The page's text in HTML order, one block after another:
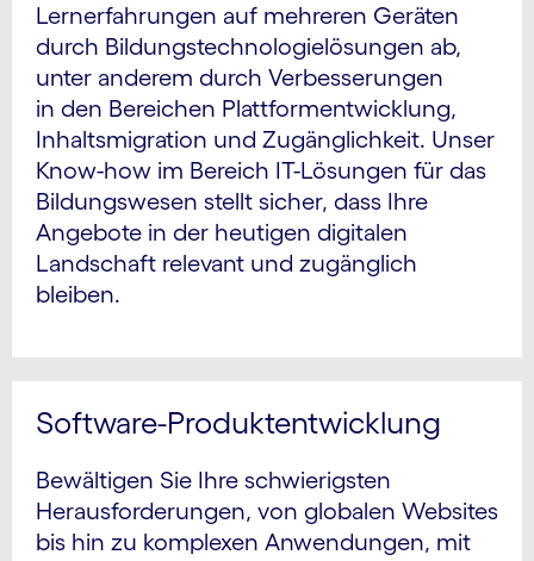
Lernerfahrungen auf mehreren Geräten
durch Bildungstechnologielösungen ab,
unter anderem durch Verbesserungen
in den Bereichen Plattformentwicklung,
Inhaltsmigration und Zugänglichkeit. Unser
Know-how im Bereich IT-Lösungen für das
Bildungswesen stellt sicher, dass Ihre
Angebote in der heutigen digitalen
Landschaft relevant und zugänglich
bleiben.
Software-Produktentwicklung
Bewältigen Sie Ihre schwierigsten
Herausforderungen, von globalen Websites
bis hin zu komplexen Anwendungen, mit